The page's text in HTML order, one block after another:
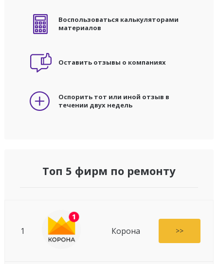
Воспользоваться калькуляторами
материалов
Оставить отзывы о компаниях
Оспорить тот или иной отзыв в
течении двух недель
Топ 5 фирм по ремонту
1 Корона >>